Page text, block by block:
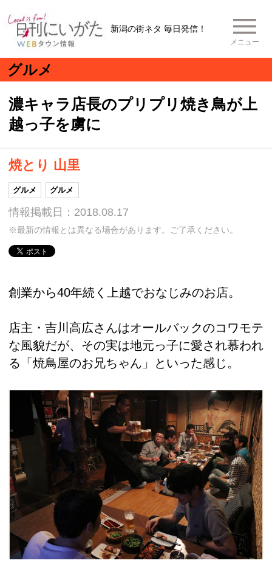
新潟の街ネタ 毎日発信！
メニュー
グルメ
濃キャラ店長のプリプリ焼き鳥が上
越っ子を虜に
焼とり 山里
グルメ グルメ
情報掲載日：2018.08.17
※最新の情報とは異なる場合があります。ご了承ください。
創業から40年続く上越でおなじみのお店。
店主・吉川高広さんはオールバックのコワモテ
な風貌だが、その実は地元っ子に愛され慕われ
る「焼鳥屋のお兄ちゃん」といった感じ。